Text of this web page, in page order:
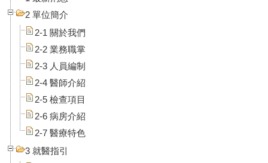
2 單位簡介
2-1 關於我們
2-2 業務職掌
2-3 人員編制
2-4 醫師介紹
2-5 檢查項目
2-6 病房介紹
2-7 醫療特色
3 就醫指引